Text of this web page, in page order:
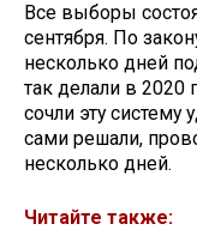
Все выборы
сентября. По
несколько дней
так делали в 2020
сочли эту
сами решали,
несколько дней.
Читайте также: